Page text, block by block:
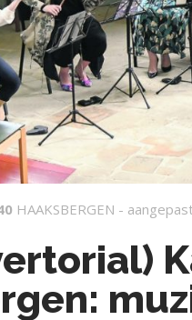
HAAKSBERGEN -